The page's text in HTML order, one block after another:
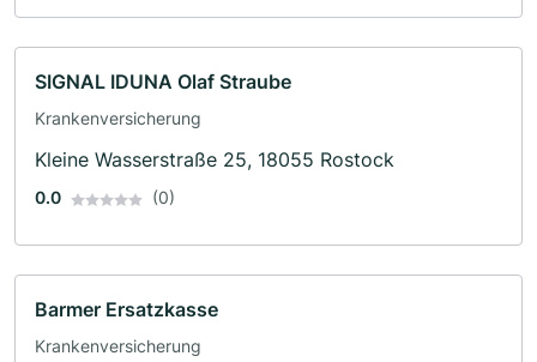
SIGNAL IDUNA Olaf Straube
Krankenversicherung
Kleine Wasserstraße 25, 18055 Rostock
0.0 (0)
Barmer Ersatzkasse
Krankenversicherung